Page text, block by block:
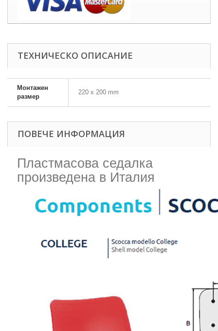
ТЕХНИЧЕСКО ОПИСАНИЕ
Монтажен
размер
220 х 200 mm
ПОВЕЧЕ ИНФОРМАЦИЯ
Пластмасова седалка
произведена в Италия